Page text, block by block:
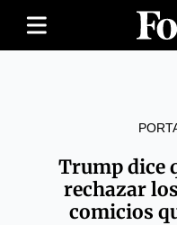
Trump dice
rechazar
comicios